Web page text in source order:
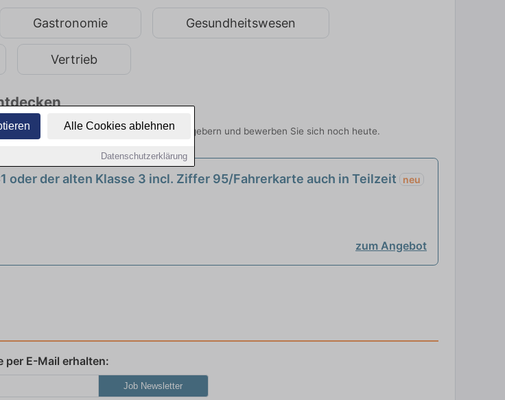
Alle Cookies ablehnen
Datenschutzerklärung
Gastronomie Gesundheitswesen
Vertrieb
Sie freie Optionen von Top-Arbeitgebern und bewerben Sie sich noch heute.
oder der alten Klasse 3 incl. Ziffer 95/Fahrerkarte auch in Teilzeit neu
zum Angebot
per E-Mail erhalten:
Job Newsletter